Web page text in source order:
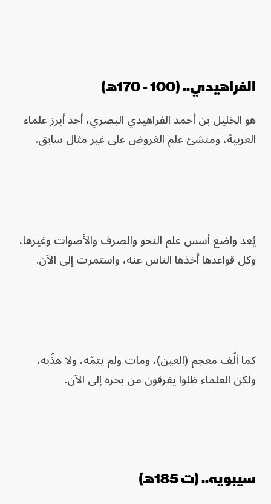
الفراهيدي.. (100 - 170هـ)
هو الخليل بن أحمد الفراهيدي البصري، أحد أبرز علماء
العربية، ومنشئ علم العَروض على غير مثال سابق.
يُعد واضع أسس علم النحو والصرف والأصوات وغيرها،
وكل قواعدها أخذها الناس عنه، واستمرت إلى الآن.
كما ألّف معجم (العين)، ومات ولم يتمّه، ولا هذّبه،
ولكن العلماء ظلوا يغرفون من بحره إلى الآن.
سيبويه.. (ت 185هـ)